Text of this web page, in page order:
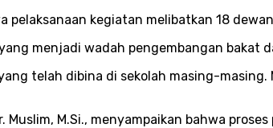
pelaksanaan kegiatan melibatkan 18
menjadi wadah pengembangan bakat
telah dibina di sekolah masing-masing.
M.Si., menyampaikan bahwa